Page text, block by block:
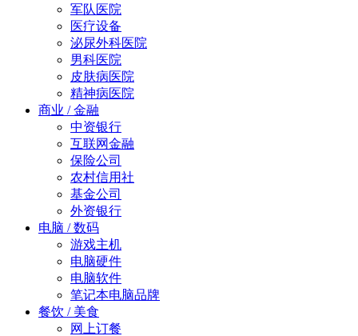
军队医院
医疗设备
泌尿外科医院
男科医院
皮肤病医院
精神病医院
商业 / 金融
中资银行
互联网金融
保险公司
农村信用社
基金公司
外资银行
电脑 / 数码
游戏主机
电脑硬件
电脑软件
笔记本电脑品牌
餐饮 / 美食
网上订餐